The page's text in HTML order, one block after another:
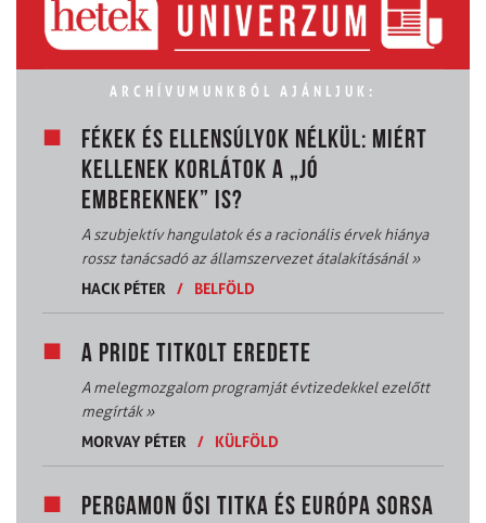
ARCHÍVUMUNKBÓL AJÁNLJUK:
FÉKEK ÉS ELLENSÚLYOK NÉLKÜL: MIÉRT
KELLENEK KORLÁTOK A „JÓ
EMBEREKNEK” IS?
A szubjektív hangulatok és a racionális érvek hiánya
rossz tanácsadó az államszervezet átalakításánál»
HACK PÉTER
/ BELFÖLD
A PRIDE TITKOLT EREDETE
A melegmozgalom programját évtizedekkel ezelőtt
megírták»
MORVAY PÉTER
/ KÜLFÖLD
PERGAMON ŐSI TITKA ÉS EURÓPA SORSA